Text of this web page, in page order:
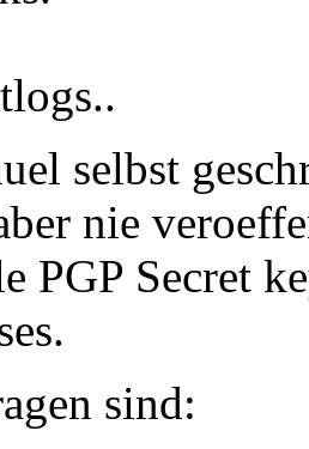
selbst
nie
PGP Secret
sind: